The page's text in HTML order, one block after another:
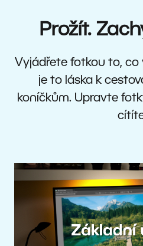
Prožít.
Vyjádřete fotkou to, co
je to láska k
koníčkům. Upravte